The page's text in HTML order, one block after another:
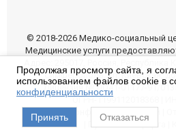
© 2018-2026 Медико-социальный
Медицинские услуги
Симферополь, ул. Киевская,
Лицензия № ЛО41-01177-91/
ОГРН-1199112018368 |
Политика конфиденциальности
Публичная оферта
Продолжая просмотр сайта, я
использованием файлов cookie в
конфиденциальности
Принять Отказаться